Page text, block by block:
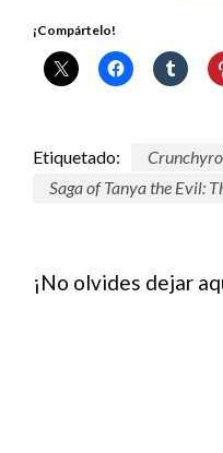
¡Compártelo!
Etiquetado:
Saga of Tanya the Evil:
¡No olvides dejar